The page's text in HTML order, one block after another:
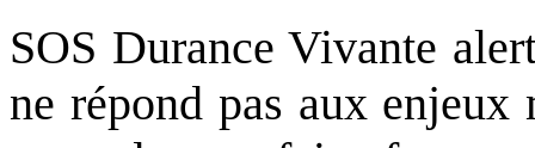
SOS Durance Vivante
ne répond pas aux enjeux